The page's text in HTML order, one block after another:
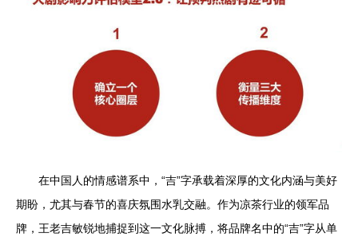
在中国人的情感谱系中，“吉”字承载着深厚的文化内涵与美好
期盼，尤其与春节的喜庆氛围水乳交融。作为凉茶行业的领军品
牌，王老吉敏锐地捕捉到这一文化脉搏，将品牌名中的“吉”字从单